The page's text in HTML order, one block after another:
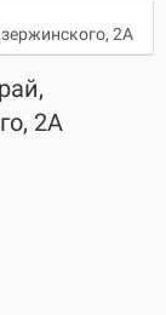
2А
2А